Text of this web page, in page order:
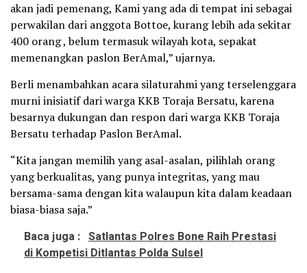
akan jadi pemenang, Kami yang ada di tempat ini sebagai
perwakilan dari anggota Bottoe, kurang lebih ada sekitar
400 orang , belum termasuk wilayah kota, sepakat
memenangkan paslon BerAmal,” ujarnya.
Berli menambahkan acara silaturahmi yang terselenggara
murni inisiatif dari warga KKB Toraja Bersatu, karena
besarnya dukungan dan respon dari warga KKB Toraja
Bersatu terhadap Paslon BerAmal.
“Kita jangan memilih yang asal-asalan, pilihlah orang
yang berkualitas, yang punya integritas, yang mau
bersama-sama dengan kita walaupun kita dalam keadaan
biasa-biasa saja.”
Baca juga : Satlantas Polres Bone Raih Prestasi
di Kompetisi Ditlantas Polda Sulsel